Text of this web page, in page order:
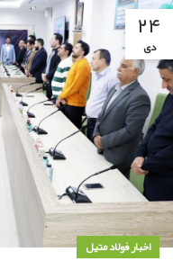
۲۴
دی
اخبار فولاد متیل